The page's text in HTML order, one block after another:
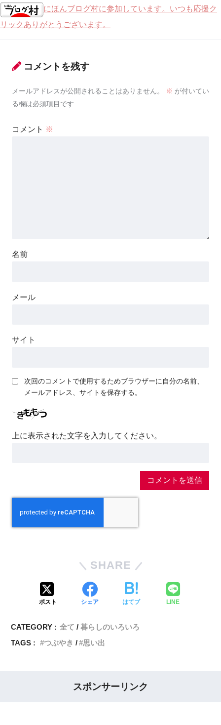
にほんブログ村に参加しています。いつも応援ク
リックありがとうございます。
コメントを残す
メールアドレスが公開されることはありません。 ※ が付いてい
る欄は必須項目です
コメント ※
名前
メール
サイト
次回のコメントで使用するためブラウザーに自分の名前、
メールアドレス、サイトを保存する。
上に表示された文字を入力してください。
SHARE
ポスト シェア はてブ LINE
CATEGORY : 全て
暮らしのいろいろ
TAGS :
つぶやき 思い出
スポンサーリンク